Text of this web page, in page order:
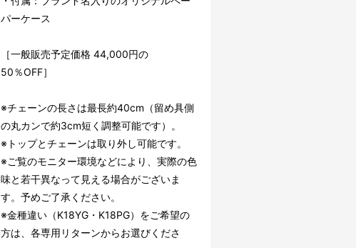
パーケース
［一般販売予定価格 44,000円の
50％OFF］
※チェーンの長さは最長約40cm（留め具側
の丸カンで約3cm短く調整可能です）。
※トップとチェーンは取り外し可能です。
※ご覧のモニター環境などにより、実際の色
味と若干異なって見える場合がございま
す。予めご了承ください。
※金種違い（K18YG・K18PG）をご希望の
方は、各専用リターンからお選びくださ